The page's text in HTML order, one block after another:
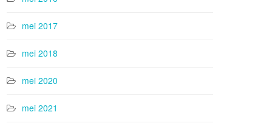
mei 2017
mei 2018
mei 2020
mei 2021